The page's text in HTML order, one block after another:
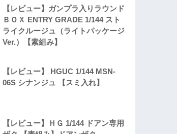
【レビュー】ガンプラ入りラウンド
ＢＯＸ ENTRY GRADE 1/144 スト
ライクルージュ（ライトパッケージ
Ver.）【素組み】
【レビュー】 HGUC 1/144 MSN-
06S シナンジュ 【スミ入れ】
【レビュー】ＨＧ 1/144 ドアン専用